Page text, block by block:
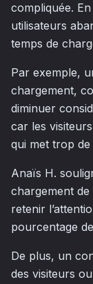
compliquée.
utilisateurs
temps de
Par exemple,
chargement,
diminuer
car les
qui met trop
Anaïs H.
chargement
retenir
pourcentage
De plus, un
des visiteurs